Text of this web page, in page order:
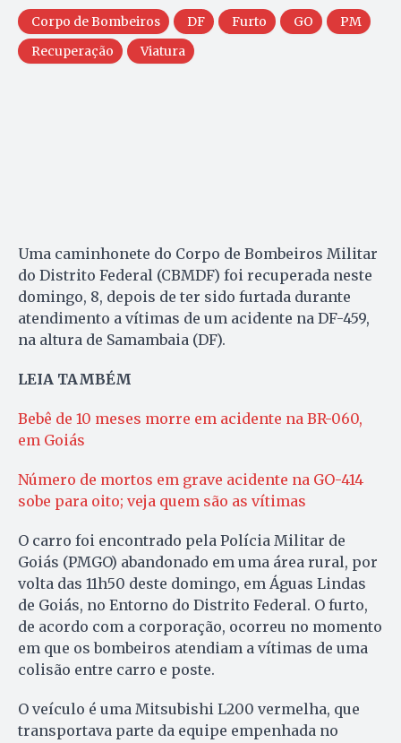
Corpo de Bombeiros DF Furto GO
PM
Recuperação
Viatura
Uma caminhonete do Corpo de Bombeiros Militar
do Distrito Federal (CBMDF) foi recuperada neste
domingo, 8, depois de ter sido furtada durante
atendimento a vítimas de um acidente na DF-459,
na altura de Samambaia (DF).
LEIA TAMBÉM
Bebê de 10 meses morre em acidente na BR-060,
em Goiás
Número de mortos em grave acidente na GO-414
sobe para oito; veja quem são as vítimas
O carro foi encontrado pela Polícia Militar de
Goiás (PMGO) abandonado em uma área rural, por
volta das 11h50 deste domingo, em Águas Lindas
de Goiás, no Entorno do Distrito Federal. O furto,
de acordo com a corporação, ocorreu no momento
em que os bombeiros atendiam a vítimas de uma
colisão entre carro e poste.
O veículo é uma Mitsubishi L200 vermelha, que
transportava parte da equipe empenhada no